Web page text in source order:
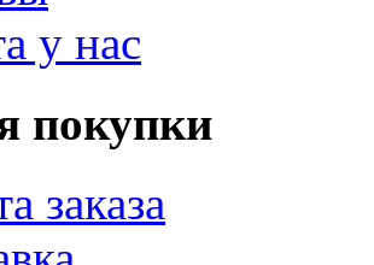
у нас
покупки
заказа